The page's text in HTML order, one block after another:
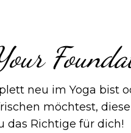
neu im Yoga bist
möchtest,
das Richtige für dich!